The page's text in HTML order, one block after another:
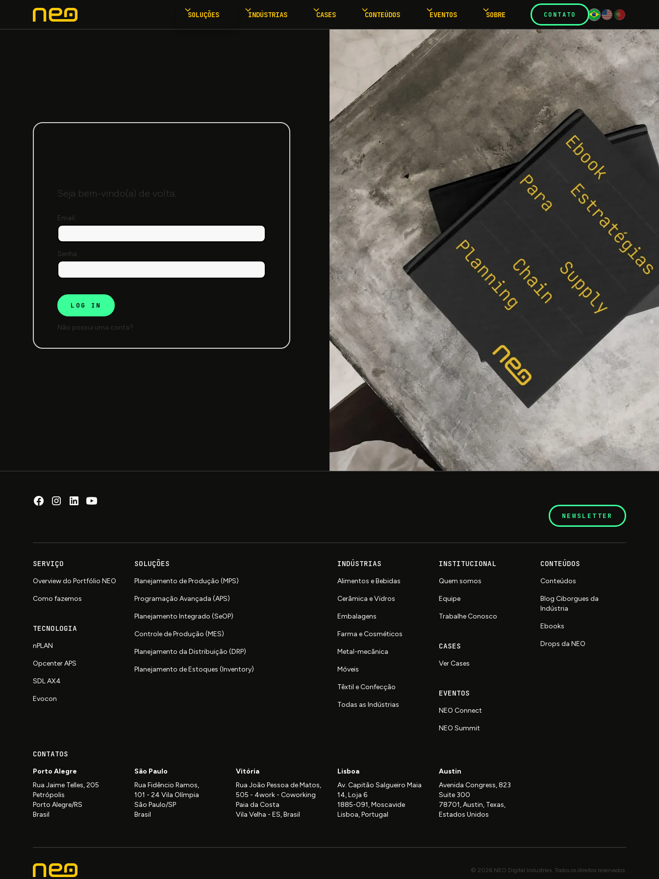
SOLUÇÕES INDÚSTRIAS CASES CONTEÚDOS EVENTOS SOBRE CONTATO
Seja bem-vindo(a) de volta.
Email:
Senha:
Não possui uma conta?
NEWSLETTER
SERVIÇO
Overview do Portfólio NEO
Como fazemos
TECNOLOGIA
nPLAN
Opcenter APS
SDL AX4
Evocon
SOLUÇÕES
Planejamento de Produção (MPS)
Programação Avançada (APS)
Planejamento Integrado (SeOP)
Controle de Produção (MES)
Planejamento da Distribuição (DRP)
Planejamento de Estoques (Inventory)
INDÚSTRIAS
Alimentos e Bebidas
Cerâmica e Vidros
Embalagens
Farma e Cosméticos
Metal-mecânica
Móveis
Têxtil e Confecção
Todas as Indústrias
INSTITUCIONAL
Quem somos
Equipe
Trabalhe Conosco
CASES
Ver Cases
EVENTOS
NEO Connect
NEO Summit
CONTEÚDOS
Conteúdos
Blog Ciborgues da
Indústria
Ebooks
Drops da NEO
CONTATOS
Porto Alegre
Rua Jaime Telles, 205
Petrópolis
Porto Alegre/RS
Brasil
São Paulo
Rua Fidêncio Ramos,
101 - 24 Vila Olímpia
São Paulo/SP
Brasil
Vitória
Rua João Pessoa de Matos,
505 - 4work - Coworking
Paia da Costa
Vila Velha - ES, Brasil
Lisboa
Av. Capitão Salgueiro Maia
14, Loja 6
1885-091, Moscavide
Lisboa, Portugal
Austin
Avenida Congress, 823
Suite 300
78701, Austin, Texas,
Estados Unidos
© 2026 NEO Digital Industries. Todos os direitos reservados.